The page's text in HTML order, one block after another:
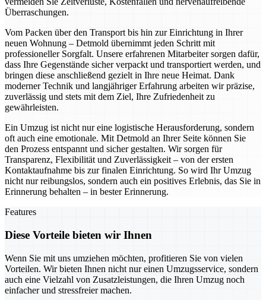
Überraschungen.
Vom Packen über den Transport bis hin zur Einrichtung in Ihrer
neuen Wohnung – Detmold übernimmt jeden Schritt mit
professioneller Sorgfalt. Unsere erfahrenen Mitarbeiter sorgen dafür,
dass Ihre Gegenstände sicher verpackt und transportiert werden, und
bringen diese anschließend gezielt in Ihre neue Heimat. Dank
moderner Technik und langjähriger Erfahrung arbeiten wir präzise,
zuverlässig und stets mit dem Ziel, Ihre Zufriedenheit zu
gewährleisten.
Ein Umzug ist nicht nur eine logistische Herausforderung, sondern
oft auch eine emotionale. Mit Detmold an Ihrer Seite können Sie
den Prozess entspannt und sicher gestalten. Wir sorgen für
Transparenz, Flexibilität und Zuverlässigkeit – von der ersten
Kontaktaufnahme bis zur finalen Einrichtung. So wird Ihr Umzug
nicht nur reibungslos, sondern auch ein positives Erlebnis, das Sie in
Erinnerung behalten – in bester Erinnerung.
Features
Diese Vorteile bieten wir Ihnen
Wenn Sie mit uns umziehen möchten, profitieren Sie von vielen
Vorteilen. Wir bieten Ihnen nicht nur einen Umzugsservice, sondern
auch eine Vielzahl von Zusatzleistungen, die Ihren Umzug noch
einfacher und stressfreier machen.